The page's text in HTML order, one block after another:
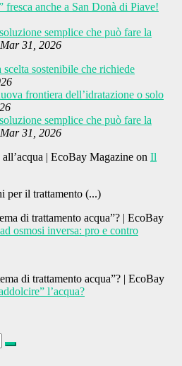
fresca anche a San Donà di Piave!
semplice che può fare la
Mar 31, 2026
scelta sostenibile che richiede
frontiera dell’idratazione o solo
semplice che può fare la
Mar 31, 2026
| EcoBay Magazine on Il
per il trattamento (...)
di trattamento acqua”? | EcoBay
osmosi inversa: pro e contro
di trattamento acqua”? | EcoBay
l’acqua?